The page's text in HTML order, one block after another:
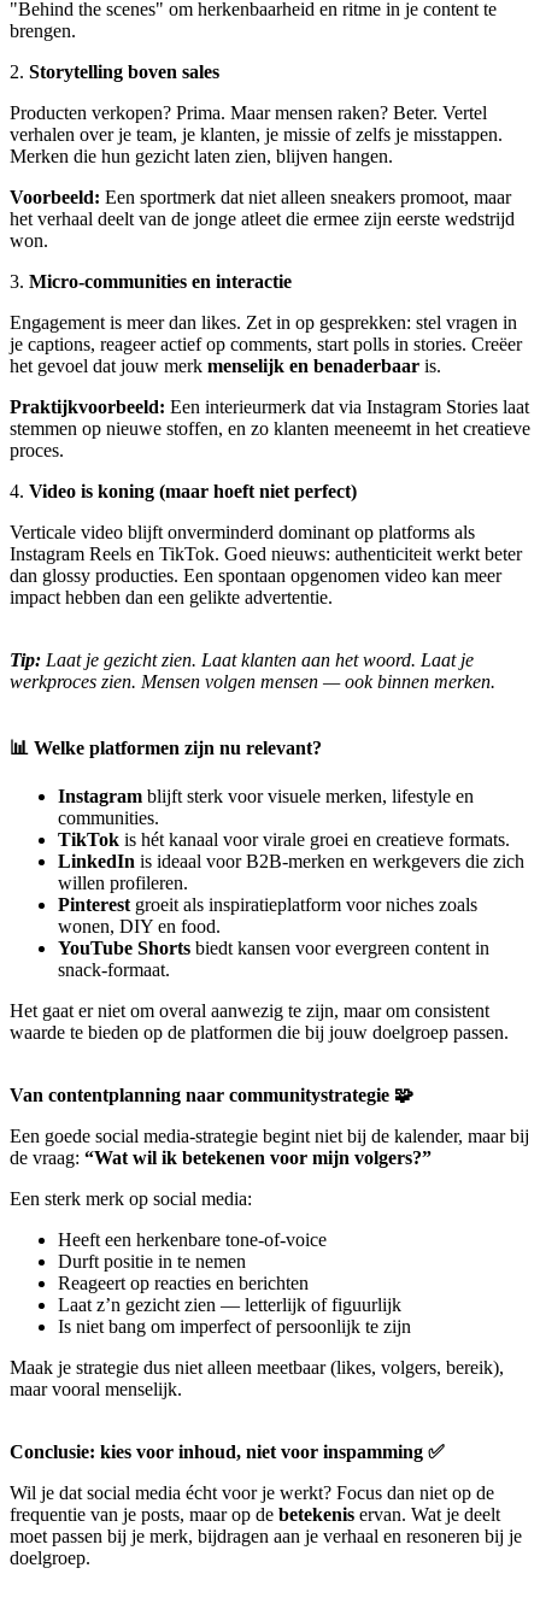
"Behind the scenes" om herkenbaarheid en ritme in je content te
brengen.
2. Storytelling boven sales
Producten verkopen? Prima. Maar mensen raken? Beter. Vertel
verhalen over je team, je klanten, je missie of zelfs je misstappen.
Merken die hun gezicht laten zien, blijven hangen.
Voorbeeld: Een sportmerk dat niet alleen sneakers promoot, maar
het verhaal deelt van de jonge atleet die ermee zijn eerste wedstrijd
won.
3. Micro-communities en interactie
Engagement is meer dan likes. Zet in op gesprekken: stel vragen in
je captions, reageer actief op comments, start polls in stories. Creëer
het gevoel dat jouw merk menselijk en benaderbaar is.
Praktijkvoorbeeld: Een interieurmerk dat via Instagram Stories laat
stemmen op nieuwe stoffen, en zo klanten meeneemt in het creatieve
proces.
4. Video is koning (maar hoeft niet perfect)
Verticale video blijft onverminderd dominant op platforms als
Instagram Reels en TikTok. Goed nieuws: authenticiteit werkt beter
dan glossy producties. Een spontaan opgenomen video kan meer
impact hebben dan een gelikte advertentie.
Tip: Laat je gezicht zien. Laat klanten aan het woord. Laat je
werkproces zien. Mensen volgen mensen — ook binnen merken.
📊 Welke platformen zijn nu relevant?
Instagram blijft sterk voor visuele merken, lifestyle en
communities.
TikTok is hét kanaal voor virale groei en creatieve formats.
LinkedIn is ideaal voor B2B-merken en werkgevers die zich
willen profileren.
Pinterestgroeit als inspiratieplatform voor niches zoals
wonen, DIY en food.
YouTube Shorts biedt kansen voor evergreen content in
snack-formaat.
Het gaat er niet om overal aanwezig te zijn, maar om consistent
waarde te bieden op de platformen die bij jouw doelgroep passen.
Van contentplanning naar communitystrategie 🧩
Een goede social media-strategie begint niet bij de kalender, maar bij
de vraag: “Wat wil ik betekenen voor mijn volgers?”
Een sterk merk op social media:
Heeft een herkenbare tone-of-voice
Durft positie in te nemen
Reageert op reacties en berichten
Laat z’n gezicht zien — letterlijk of figuurlijk
Is niet bang om imperfect of persoonlijk te zijn
Maak je strategie dus niet alleen meetbaar (likes, volgers, bereik),
maar vooral menselijk.
Conclusie: kies voor inhoud, niet voor inspamming ✅
Wil je dat social media écht voor je werkt? Focus dan niet op de
frequentie van je posts, maar op de betekenis ervan. Wat je deelt
moet passen bij je merk, bijdragen aan je verhaal en resoneren bij je
doelgroep.